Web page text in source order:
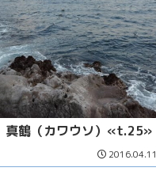
真鶴（カワウソ）«t.25»
2016.04.11